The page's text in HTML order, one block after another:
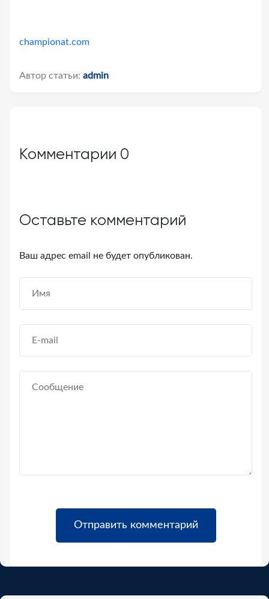
championat.com
Автор статьи: admin
Комментарии 0
Оставьте комментарий
Ваш адрес email не будет опубликован.